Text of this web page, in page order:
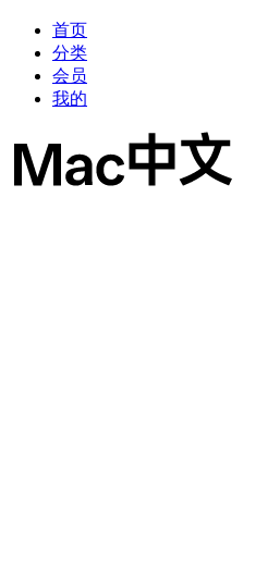
首页
分类
会员
我的